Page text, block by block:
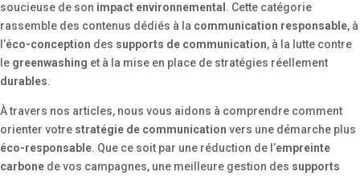
soucieuse de son impact environnemental . Cette catégorie
rassemble des contenus dédiés à la communication responsable, à
l’éco-conception des supports de communication, à la lutte contre
le greenwashing et à la mise en place de stratégies réellement
durables.
À travers nos articles, nous vous aidons à comprendre comment
orienter votre stratégie de communication vers une démarche plus
éco-responsable. Que ce soit par une réduction de l’empreinte
carbone de vos campagnes, une meilleure gestion des supports